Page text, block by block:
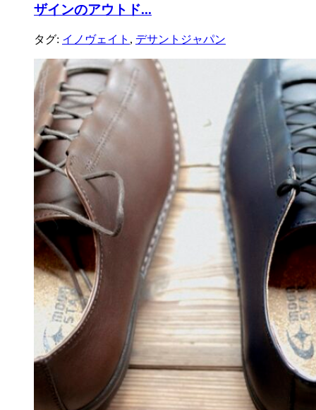
ザインのアウトド...
タグ: イノヴェイト , デサントジャパン